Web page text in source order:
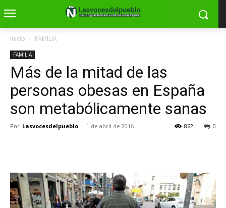
Inicio FAMILIA
FAMILIA
Más de la mitad de las
personas obesas en España
son metabólicamente sanas
Por Lasvocesdelpueblo - 1 de abril de 2016 0
862